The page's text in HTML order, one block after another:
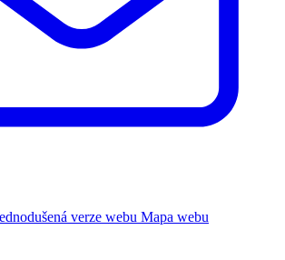
verze webu Mapa webu